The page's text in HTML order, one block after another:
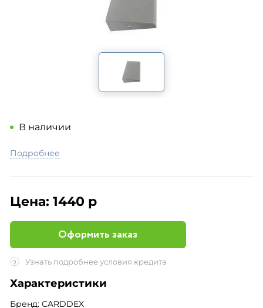
В наличии
Подробнее
Цена: 1440 р
Оформить заказ
? Узнать подробнее условия кредита
Характеристики
Бренд: CARDDEX